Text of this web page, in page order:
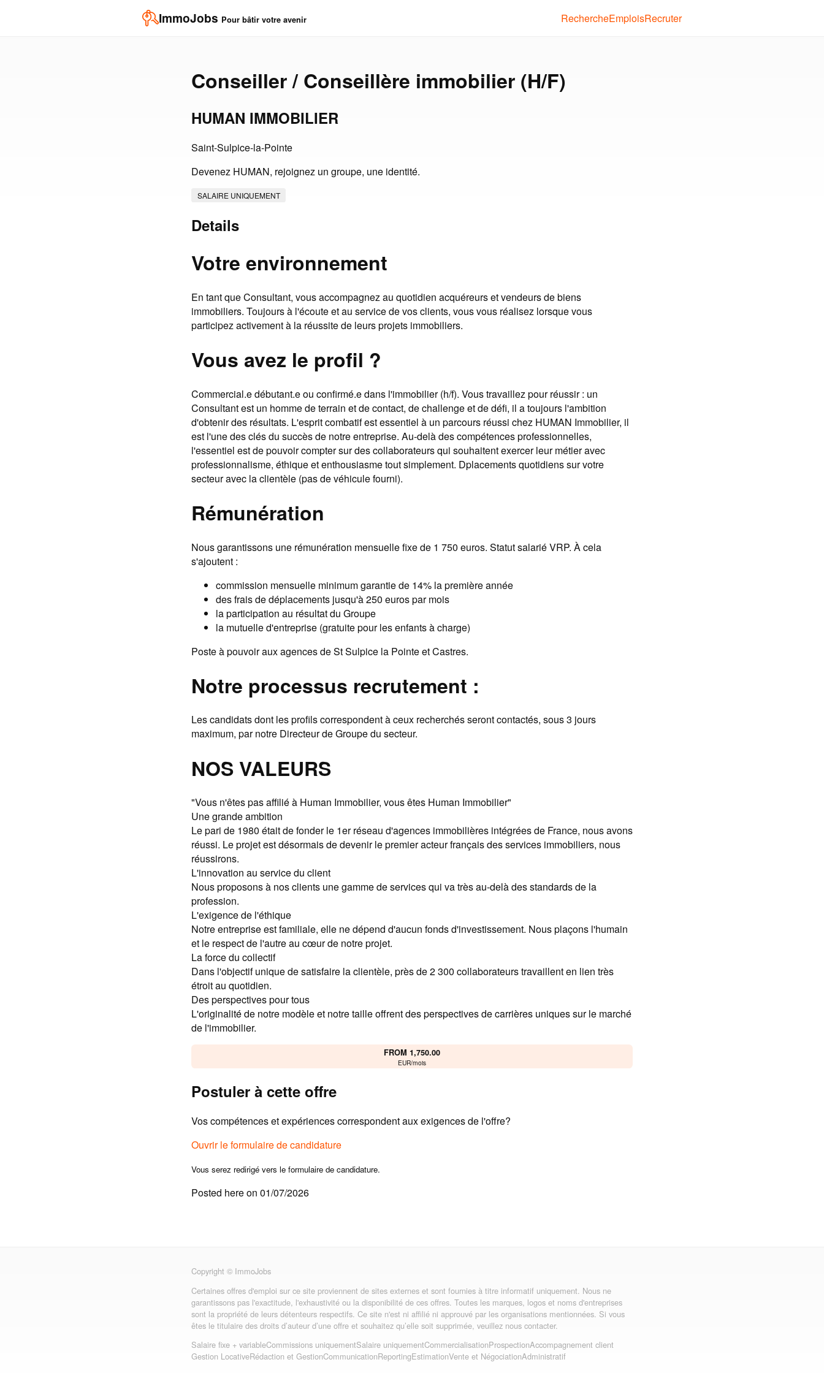
ImmoJobs Pour bâtir votre avenir RechercheEmploisRecruter
Conseiller / Conseillère immobilier (H/F)
HUMAN IMMOBILIER
Saint-Sulpice-la-Pointe
Devenez HUMAN, rejoignez un groupe, une identité.
SALAIRE UNIQUEMENT
Details
Votre environnement
En tant que Consultant, vous accompagnez au quotidien acquéreurs et vendeurs de biens
immobiliers. Toujours à l'écoute et au service de vos clients, vous vous réalisez lorsque vous
participez activement à la réussite de leurs projets immobiliers.
Vous avez le profil ?
Commercial.e débutant.e ou confirmé.e dans l'immobilier (h/f). Vous travaillez pour réussir : un
Consultant est un homme de terrain et de contact, de challenge et de défi, il a toujours l'ambition
d'obtenir des résultats. L'esprit combatif est essentiel à un parcours réussi chez HUMAN Immobilier, il
est l'une des clés du succès de notre entreprise. Au-delà des compétences professionnelles,
l'essentiel est de pouvoir compter sur des collaborateurs qui souhaitent exercer leur métier avec
professionnalisme, éthique et enthousiasme tout simplement. Dplacements quotidiens sur votre
secteur avec la clientèle (pas de véhicule fourni).
Rémunération
Nous garantissons une rémunération mensuelle fixe de 1 750 euros. Statut salarié VRP. À cela
s'ajoutent :
commission mensuelle minimum garantie de 14% la première année
des frais de déplacements jusqu'à 250 euros par mois
la participation au résultat du Groupe
la mutuelle d'entreprise (gratuite pour les enfants à charge)
Poste à pouvoir aux agences de St Sulpice la Pointe et Castres.
Notre processus recrutement :
Les candidats dont les profils correspondent à ceux recherchés seront contactés, sous 3 jours
maximum, par notre Directeur de Groupe du secteur.
NOS VALEURS
"Vous n'êtes pas affilié à Human Immobilier, vous êtes Human Immobilier"
Une grande ambition
Le pari de 1980 était de fonder le 1er réseau d'agences immobilières intégrées de France, nous avons
réussi. Le projet est désormais de devenir le premier acteur français des services immobiliers, nous
réussirons.
L'innovation au service du client
Nous proposons à nos clients une gamme de services qui va très au-delà des standards de la
profession.
L'exigence de l'éthique
Notre entreprise est familiale, elle ne dépend d'aucun fonds d'investissement. Nous plaçons l'humain
et le respect de l'autre au cœur de notre projet.
La force du collectif
Dans l'objectif unique de satisfaire la clientèle, près de 2 300 collaborateurs travaillent en lien très
étroit au quotidien.
Des perspectives pour tous
L'originalité de notre modèle et notre taille offrent des perspectives de carrières uniques sur le marché
de l'immobilier.
FROM 1,750.00
EUR/mois
Postuler à cette offre
Vos compétences et expériences correspondent aux exigences de l'offre?
Ouvrir le formulaire de candidature
Vous serez redirigé vers le formulaire de candidature.
Posted here on 01/07/2026
Copyright © ImmoJobs
Certaines offres d'emploi sur ce site proviennent de sites externes et sont fournies à titre informatif uniquement. Nous ne
garantissons pas l'exactitude, l'exhaustivité ou la disponibilité de ces offres. Toutes les marques, logos et noms d'entreprises
sont la propriété de leurs détenteurs respectifs. Ce site n'est ni affilié ni approuvé par les organisations mentionnées. Si vous
êtes le titulaire des droits d’auteur d’une offre et souhaitez qu’elle soit supprimée, veuillez nous contacter.
Salaire fixe + variableCommissions uniquementSalaire uniquementCommercialisationProspectionAccompagnement client
Gestion LocativeRédaction et GestionCommunicationReportingEstimationVente et NégociationAdministratif